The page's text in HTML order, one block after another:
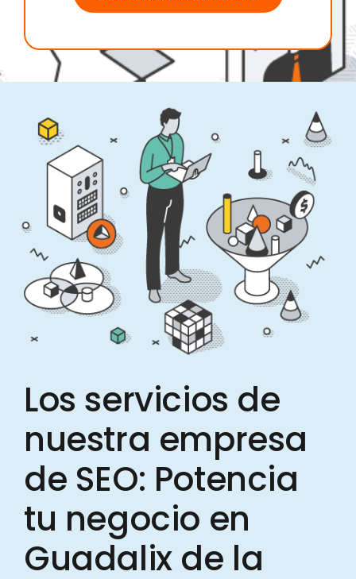
Los servicios de
nuestra empresa
de SEO: Potencia
tu negocio en
Guadalix de la